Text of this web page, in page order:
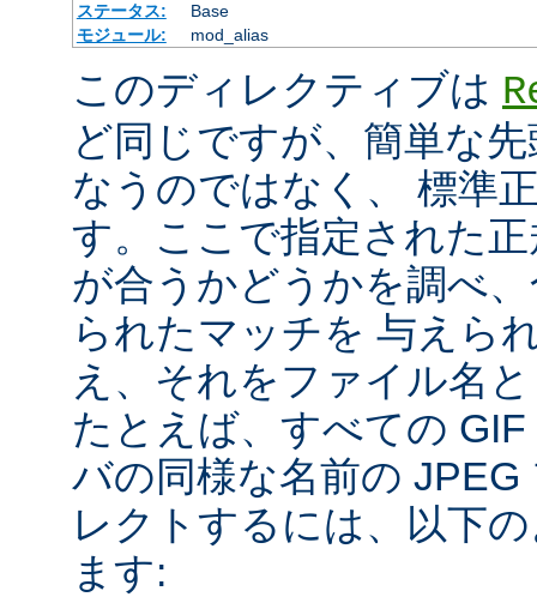
ステータス:
Base
モジュール:
mod_alias
このディレクティブは
ど同じですが、簡単な
なうのではなく、 標準
す。ここで指定された
が合うかどうかを調べ
られたマッチを 与えら
え、それをファイル名
たとえば、すべての
バの同様な名前の
レクトするには、以下
ます: